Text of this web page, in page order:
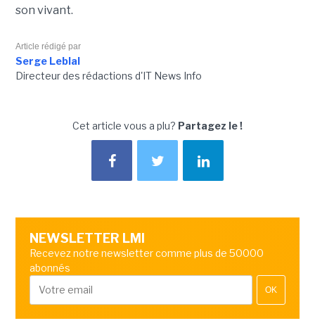
son vivant.
Article rédigé par
Serge Leblal
Directeur des rédactions d'IT News Info
Cet article vous a plu? Partagez le !
NEWSLETTER LMI
Recevez notre newsletter comme plus de 50000
abonnés
OK